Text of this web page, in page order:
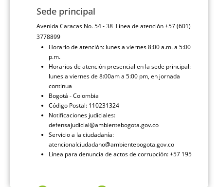
Sede principal
Avenida Caracas No. 54 - 38 Línea de atención +57 (601)
3778899
Horario de atención: lunes a viernes 8:00 a.m. a 5:00
p.m.
Horarios de atención presencial en la sede principal:
lunes a viernes de 8:00am a 5:00 pm, en jornada
continua
Bogotá - Colombia
Código Postal: 110231324
Notificaciones judiciales:
defensajudicial@ambientebogota.gov.co
Servicio a la ciudadanía:
atencionalciudadano@ambientebogota.gov.co
Línea para denuncia de actos de corrupción: +57 195